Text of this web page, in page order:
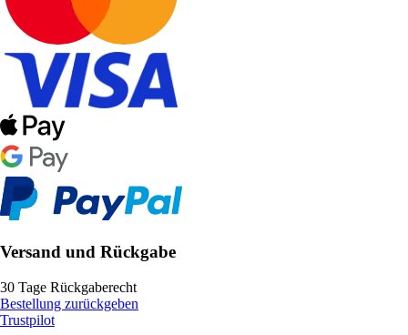
Versand und Rückgabe
30 Tage Rückgaberecht
Bestellung zurückgeben
Trustpilot